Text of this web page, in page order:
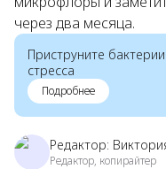
через два месяца.
Приструните бактерии
стресса
Подробнее
Редактор:
Редактор, копирайтер